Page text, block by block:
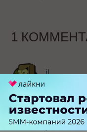
1
il
хоть бы
хотелось
успех